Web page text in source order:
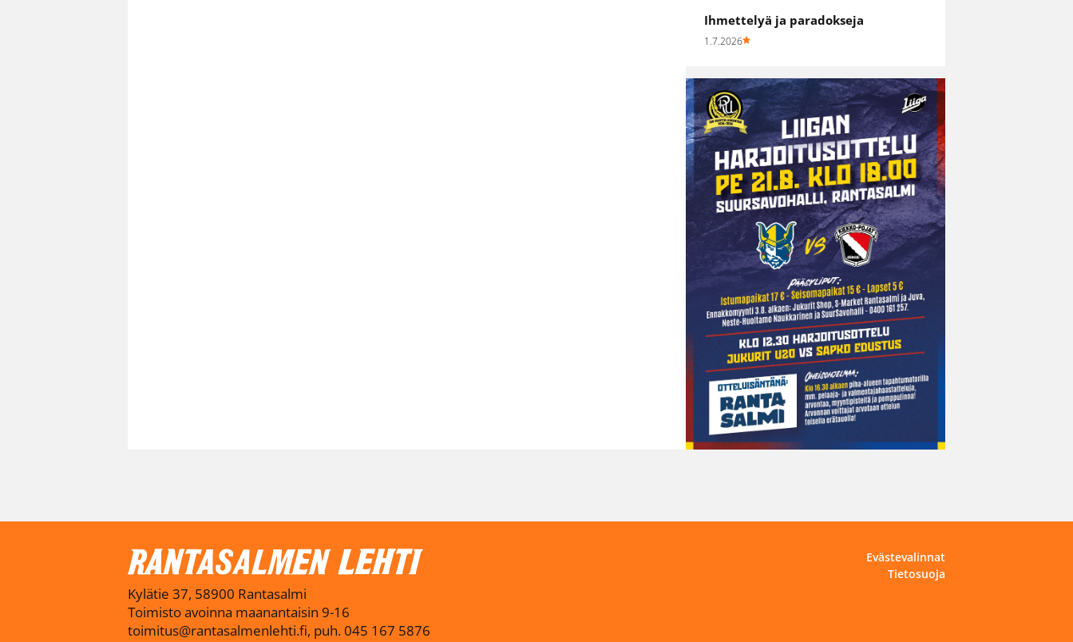
Ihmettelyä ja paradokseja
1.7.2026
Kylätie 37, 58900 Rantasalmi
Toimisto avoinna maanantaisin 9-16
toimitus@rantasalmenlehti.fi, puh. 045 167 5876
Evästevalinnat
Tietosuoja